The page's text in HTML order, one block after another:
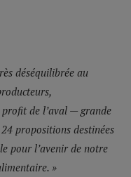
déséquilibrée au
de l’aval — grande
propositions destinées
pour l’avenir de notre
»